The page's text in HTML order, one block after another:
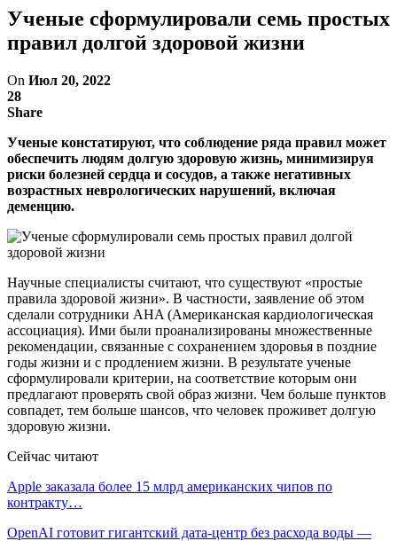
Ученые сформулировали семь простых
правил долгой здоровой жизни
On Июл 20, 2022
28
Share
Ученые констатируют, что соблюдение ряда правил может
обеспечить людям долгую здоровую жизнь, минимизируя
риски болезней сердца и сосудов, а также негативных
возрастных неврологических нарушений, включая
деменцию.
Научные специалисты считают, что существуют «простые
правила здоровой жизни». В частности, заявление об этом
сделали сотрудники AHA (Американская кардиологическая
ассоциация). Ими были проанализированы множественные
рекомендации, связанные с сохранением здоровья в поздние
годы жизни и с продлением жизни. В результате ученые
сформулировали критерии, на соответствие которым они
предлагают проверять свой образ жизни. Чем больше пунктов
совпадет, тем больше шансов, что человек проживет долгую
здоровую жизни.
Сейчас читают
Apple заказала более 15 млрд американских чипов по
контракту…
OpenAI готовит гигантский дата-центр без расхода воды —